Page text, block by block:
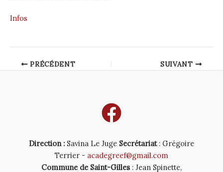
Infos
Post PRÉCÉDENT SUIVANT
Direction : Savina Le Juge Secrétariat: Grégoire
Terrier - acadegreef@gmail.com
Commune de Saint-Gilles : Jean Spinette,